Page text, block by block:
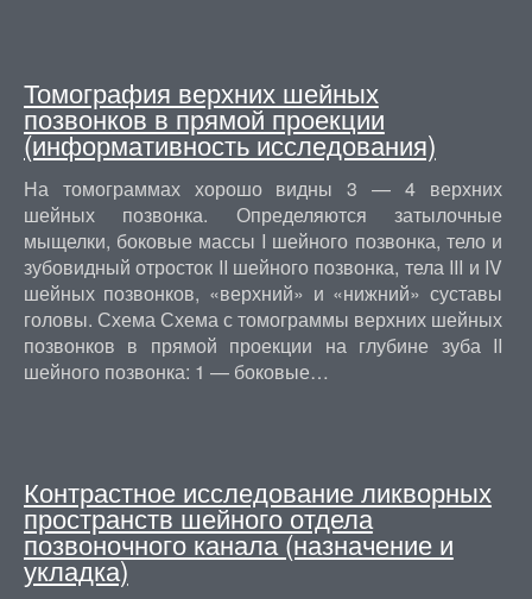
Томография верхних шейных
позвонков в прямой проекции
(информативность исследования)
На томограммах хорошо видны 3 — 4 верхних
шейных позвонка. Определяются затылочные
мыщелки, боковые массы I шейного позвонка, тело и
зубовидный отросток II шейного позвонка, тела III и IV
шейных позвонков, «верхний» и «нижний» суставы
головы. Схема Схема с томограммы верхних шейных
позвонков в прямой проекции на глубине зуба II
шейного позвонка: 1 — боковые…
Контрастное исследование ликворных
пространств шейного отдела
позвоночного канала (назначение и
укладка)